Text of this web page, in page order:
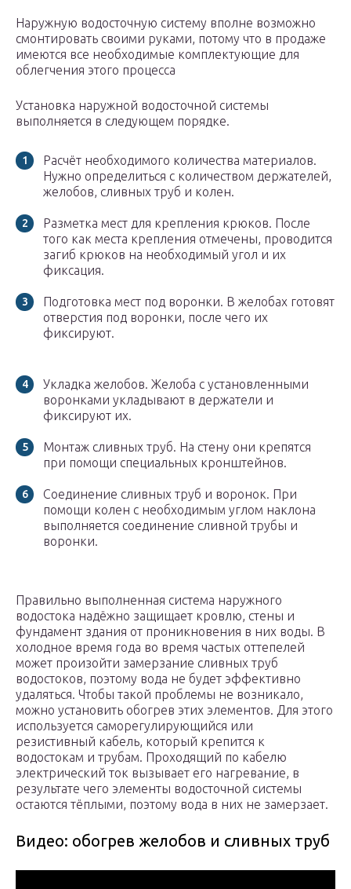
Наружную водосточную систему вполне возможно
смонтировать своими руками, потому что в продаже
имеются все необходимые комплектующие для
облегчения этого процесса
Установка наружной водосточной системы
выполняется в следующем порядке.
Расчёт необходимого количества материалов.
Нужно определиться с количеством держателей,
желобов, сливных труб и колен.
Разметка мест для крепления крюков. После
того как места крепления отмечены, проводится
загиб крюков на необходимый угол и их
фиксация.
Подготовка мест под воронки. В желобах готовят
отверстия под воронки, после чего их
фиксируют.
Укладка желобов. Желоба с установленными
воронками укладывают в держатели и
фиксируют их.
Монтаж сливных труб. На стену они крепятся
при помощи специальных кронштейнов.
Соединение сливных труб и воронок. При
помощи колен с необходимым углом наклона
выполняется соединение сливной трубы и
воронки.
Правильно выполненная система наружного
водостока надёжно защищает кровлю, стены и
фундамент здания от проникновения в них воды. В
холодное время года во время частых оттепелей
может произойти замерзание сливных труб
водостоков, поэтому вода не будет эффективно
удаляться. Чтобы такой проблемы не возникало,
можно установить обогрев этих элементов. Для этого
используется саморегулирующийся или
резистивный кабель, который крепится к
водостокам и трубам. Проходящий по кабелю
электрический ток вызывает его нагревание, в
результате чего элементы водосточной системы
остаются тёплыми, поэтому вода в них не замерзает.
Видео: обогрев желобов и сливных труб